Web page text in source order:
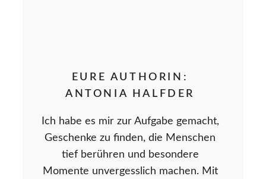
EURE AUTHORIN:
ANTONIA HALFDER
Ich habe es mir zur Aufgabe gemacht,
Geschenke zu finden, die Menschen
tief berühren und besondere
Momente unvergesslich machen. Mit